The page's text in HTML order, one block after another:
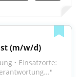
(m/w/d)
• Einsatzorte: